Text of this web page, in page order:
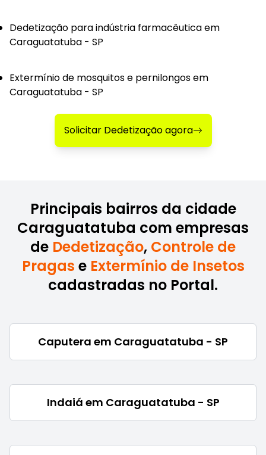
Dedetização para indústria farmacêutica em
Caraguatatuba - SP
Extermínio de mosquitos e pernilongos em
Caraguatatuba - SP
Solicitar Dedetização agora
Principais bairros da cidade
Caraguatatuba com empresas
de Dedetização, Controle de
Pragas e Extermínio de Insetos
cadastradas no Portal.
Caputera em Caraguatatuba - SP
Indaiá em Caraguatatuba - SP